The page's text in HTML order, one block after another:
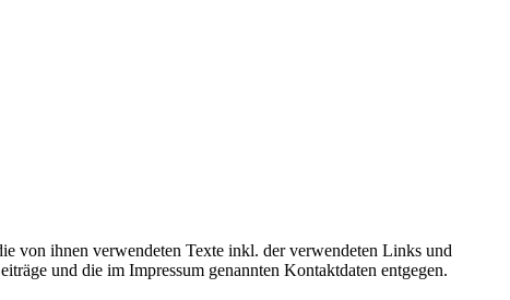
von ihnen verwendeten Texte inkl. der verwendeten Links und
und die im Impressum genannten Kontaktdaten entgegen.